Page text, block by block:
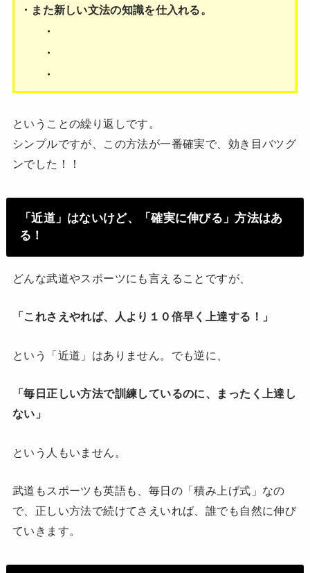
・また新しい文法の知識を仕入れる。
・
・
・
ということの繰り返しです。
シンプルですが、この方法が一番確実で、効き目バツグ
ンでした！！
「近道」はないけど、「確実に伸びる」方法はあ
る！
どんな武道やスポーツにも言えることですが、
「これさえやれば、人より１０倍早く上達する！」
という「近道」はありません。でも逆に、
「毎日正しい方法で訓練しているのに、まったく上達し
ない」
という人もいません。
武道もスポーツも英語も、毎日の「積み上げ式」なの
で、正しい方法で続けてさえいれば、誰でも自然に伸び
ていきます。